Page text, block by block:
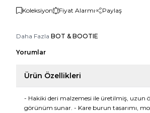
Koleksiyon Fiyat Alarmı Paylaş
Daha Fazla BOT & BOOTIE
Yorumlar
Ürün Özellikleri
- Hakiki deri malzemesi ile üretilmiş, uzun
görünüm sunar. - Kare burun tasarımı,